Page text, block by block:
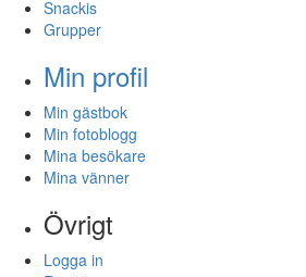
Snackis
Grupper
Min profil
Min gästbok
Min fotoblogg
Mina besökare
Mina vänner
Övrigt
Logga in